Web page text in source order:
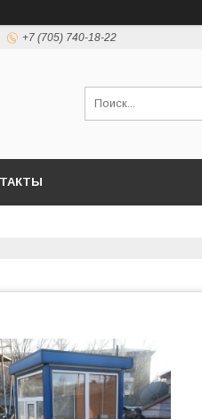
+7 (705) 740-18-22